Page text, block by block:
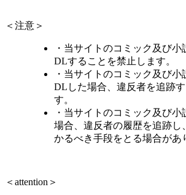
＜注意＞
・当サイトのコミック及び小
DLすることを禁止します。
・当サイトのコミック及び小
DLした場合、違反者を追跡
す。
・当サイトのコミック及び
場合、違反者の履歴を追跡し
かるべき手段をとる場合があ
＜attention＞